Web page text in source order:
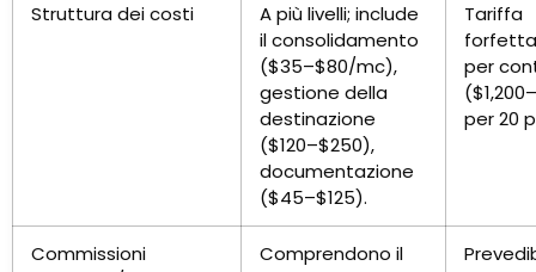
Struttura dei costi
A più livelli; include
il consolidamento
($35–$80/mc),
gestione della
destinazione
($120–$250),
documentazione
($45–$125).
Tariffa
per
per 20
Commissioni
Comprendono il